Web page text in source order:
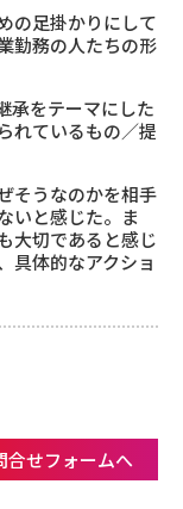
の足掛かりにして
勤務の人たちの形
承をテーマにした
れているもの／提
そうなのかを相手
いと感じた。ま
大切であると感じ
具体的なアクショ
合せフォームへ